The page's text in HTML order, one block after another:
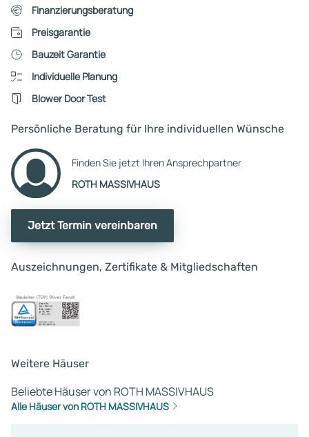
Finanzierungsberatung
Preisgarantie
Bauzeit Garantie
Individuelle Planung
Blower Door Test
Persönliche Beratung für Ihre individuellen Wünsche
Finden Sie jetzt Ihren Ansprechpartner
ROTH MASSIVHAUS
Jetzt Termin vereinbaren
Auszeichnungen, Zertifikate & Mitgliedschaften
Weitere Häuser
Beliebte Häuser von ROTH MASSIVHAUS
Alle Häuser von ROTH MASSIVHAUS